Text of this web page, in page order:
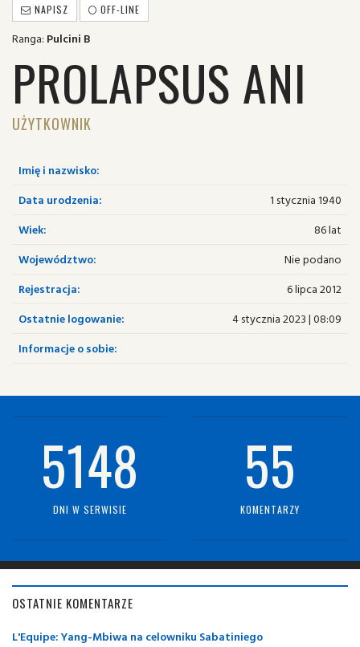
NAPISZ OFF-LINE
Ranga: Pulcini B
PROLAPSUS ANI
UŻYTKOWNIK
Imię i nazwisko:
Data urodzenia:
1 stycznia 1940
Wiek:
86 lat
Województwo:
Nie podano
Rejestracja:
6 lipca 2012
Ostatnie logowanie:
4 stycznia 2023 | 08:09
Informacje o sobie:
5148
DNI W SERWISIE
55
KOMENTARZY
OSTATNIE KOMENTARZE
L'Equipe: Yang-Mbiwa na celowniku Sabatiniego